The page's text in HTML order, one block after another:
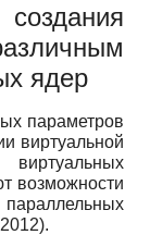
ядер
параметров
виртуальной
возможности